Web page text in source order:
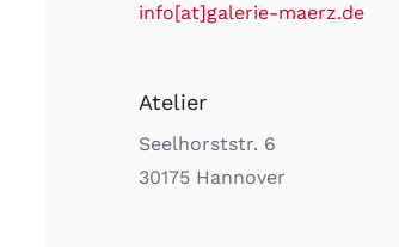
info[at]galerie-maerz.de
Atelier
Seelhorststr. 6
30175 Hannover